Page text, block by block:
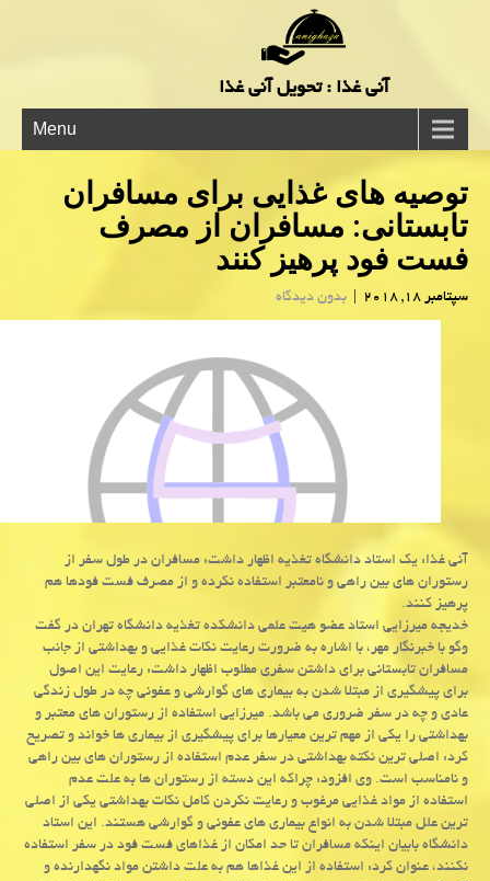
آنی غذا : تحویل آنی غذا
Menu
توصیه های غذایی برای مسافران
تابستانی: مسافران از مصرف
فست فود پرهیز كنند
سپتامبر 18, 2018 | بدون دیدگاه
آنی غذا: یك استاد دانشگاه تغذیه اظهار داشت: مسافران در طول سفر از
رستوران های بین راهی و نامعتبر استفاده نكرده و از مصرف فست فودها هم
پرهیز كنند.
خدیجه میرزایی استاد عضو هیت علمی دانشكده تغذیه دانشگاه تهران در گفت
وگو با خبرنگار مهر، با اشاره به ضرورت رعایت نكات غذایی و بهداشتی از جانب
مسافران تابستانی برای داشتن سفری مطلوب اظهار داشت: رعایت این اصول
برای پیشگیری از مبتلا شدن به بیماری های گوارشی و عفونی چه در طول زندگی
عادی و چه در سفر ضروری می باشد. میرزایی استفاده از رستوران های معتبر و
بهداشتی را یكی از مهم ترین معیارها برای پیشگیری از بیماری ها خواند و تصریح
كرد: اصلی ترین نكته بهداشتی در سفر عدم استفاده از رستوران های بین راهی
و نامناسب است. وی افزود: چراكه این دسته از رستوران ها به علت عدم
استفاده از مواد غذایی مرغوب و رعایت نكردن كامل نكات بهداشتی یكی از اصلی
ترین علل مبتلا شدن به انواع بیماری های عفونی و گوارشی هستند. این استاد
دانشگاه بابیان اینكه مسافران تا حد امكان از غذاهای فست فود در سفر استفاده
نكنند، عنوان كرد: استفاده از این غذاها هم به علت داشتن مواد نگهدارنده و